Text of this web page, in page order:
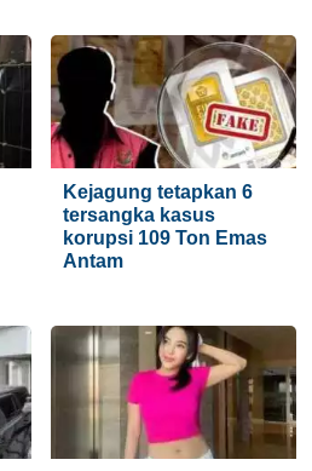
Kejagung tetapkan 6
tersangka kasus
korupsi 109 Ton Emas
Antam